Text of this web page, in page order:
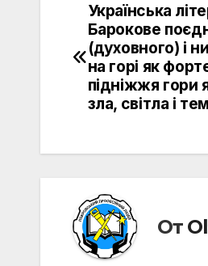
по
записям
Українська
Барокове
(духовного) і
на горі як
підніжжя гори
зла, світла і
От